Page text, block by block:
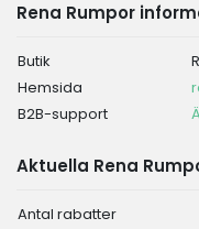
Rena Rumpor
Butik
Hemsida
B2B-support
Aktuella Rena
Antal rabatter